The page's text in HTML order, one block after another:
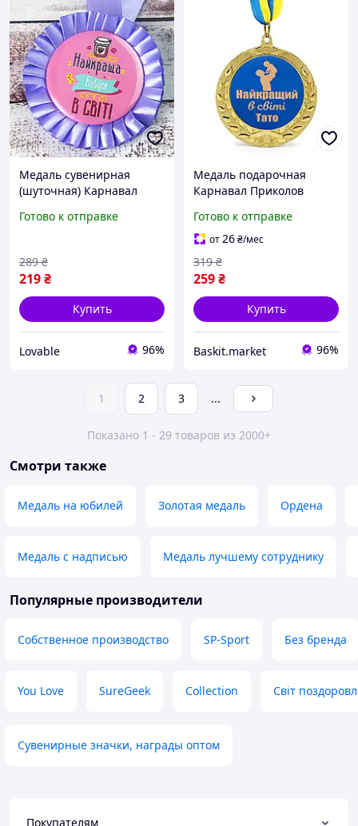
Медаль сувенирная
(шуточная) Карнавал
Бабуся 8.5 см, наградная
Готово к отправке
219₴
289 ₴
Купить
Lovable 96%
Медаль подарочная
Карнавал Приколов
Золотистая 7 см
Готово к отправке
от26₴/мес
259₴
319 ₴
Купить
Baskit.market 96%
1 2 3 ...
Показано 1 - 29 товаров из 2000+
Смотри также
Медаль на юбилей Золотая медаль Ордена
Медаль с надписью Медаль лучшему сотруднику
Популярные производители
Собственное производство SP-Sport Без бренда
You Love SureGeek Collection Світ
Сувенирные значки, награды оптом
Покупателям